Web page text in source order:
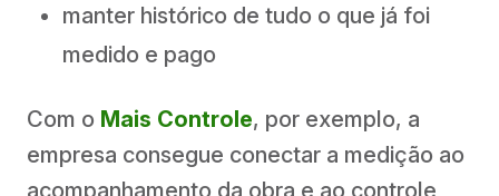
manter histórico de tudo o que já foi
medido e pago
Com o Mais Controle, por exemplo, a
empresa consegue conectar a medição ao
acompanhamento da obra e ao controle